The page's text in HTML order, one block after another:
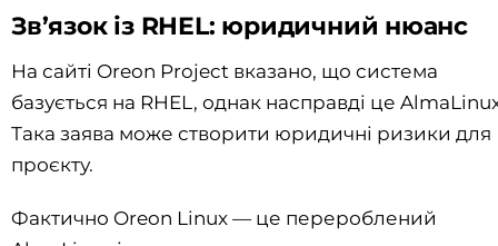
Зв’язок із RHEL: юридичний нюанс
На сайті Oreon Project вказано, що система
базується на RHEL, однак насправді це
Така заява може створити юридичні ризики для
проєкту.
Фактично Oreon Linux — це перероблений